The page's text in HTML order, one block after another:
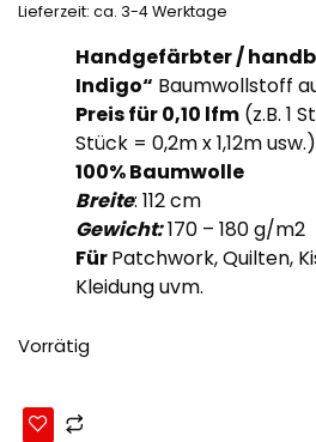
Lieferzeit: ca. 3-4 Werktage
Handgefärbter /
Indigo“ Baumwollstoff
Preis für 0,10 lfm (z.B. 1
Stück = 0,2m x 1,12m usw.)
100% Baumwolle
Breite: 112 cm
Gewicht:170 – 180 g/m2
FürPatchwork, Quilten,
Kleidung uvm.
Vorrätig